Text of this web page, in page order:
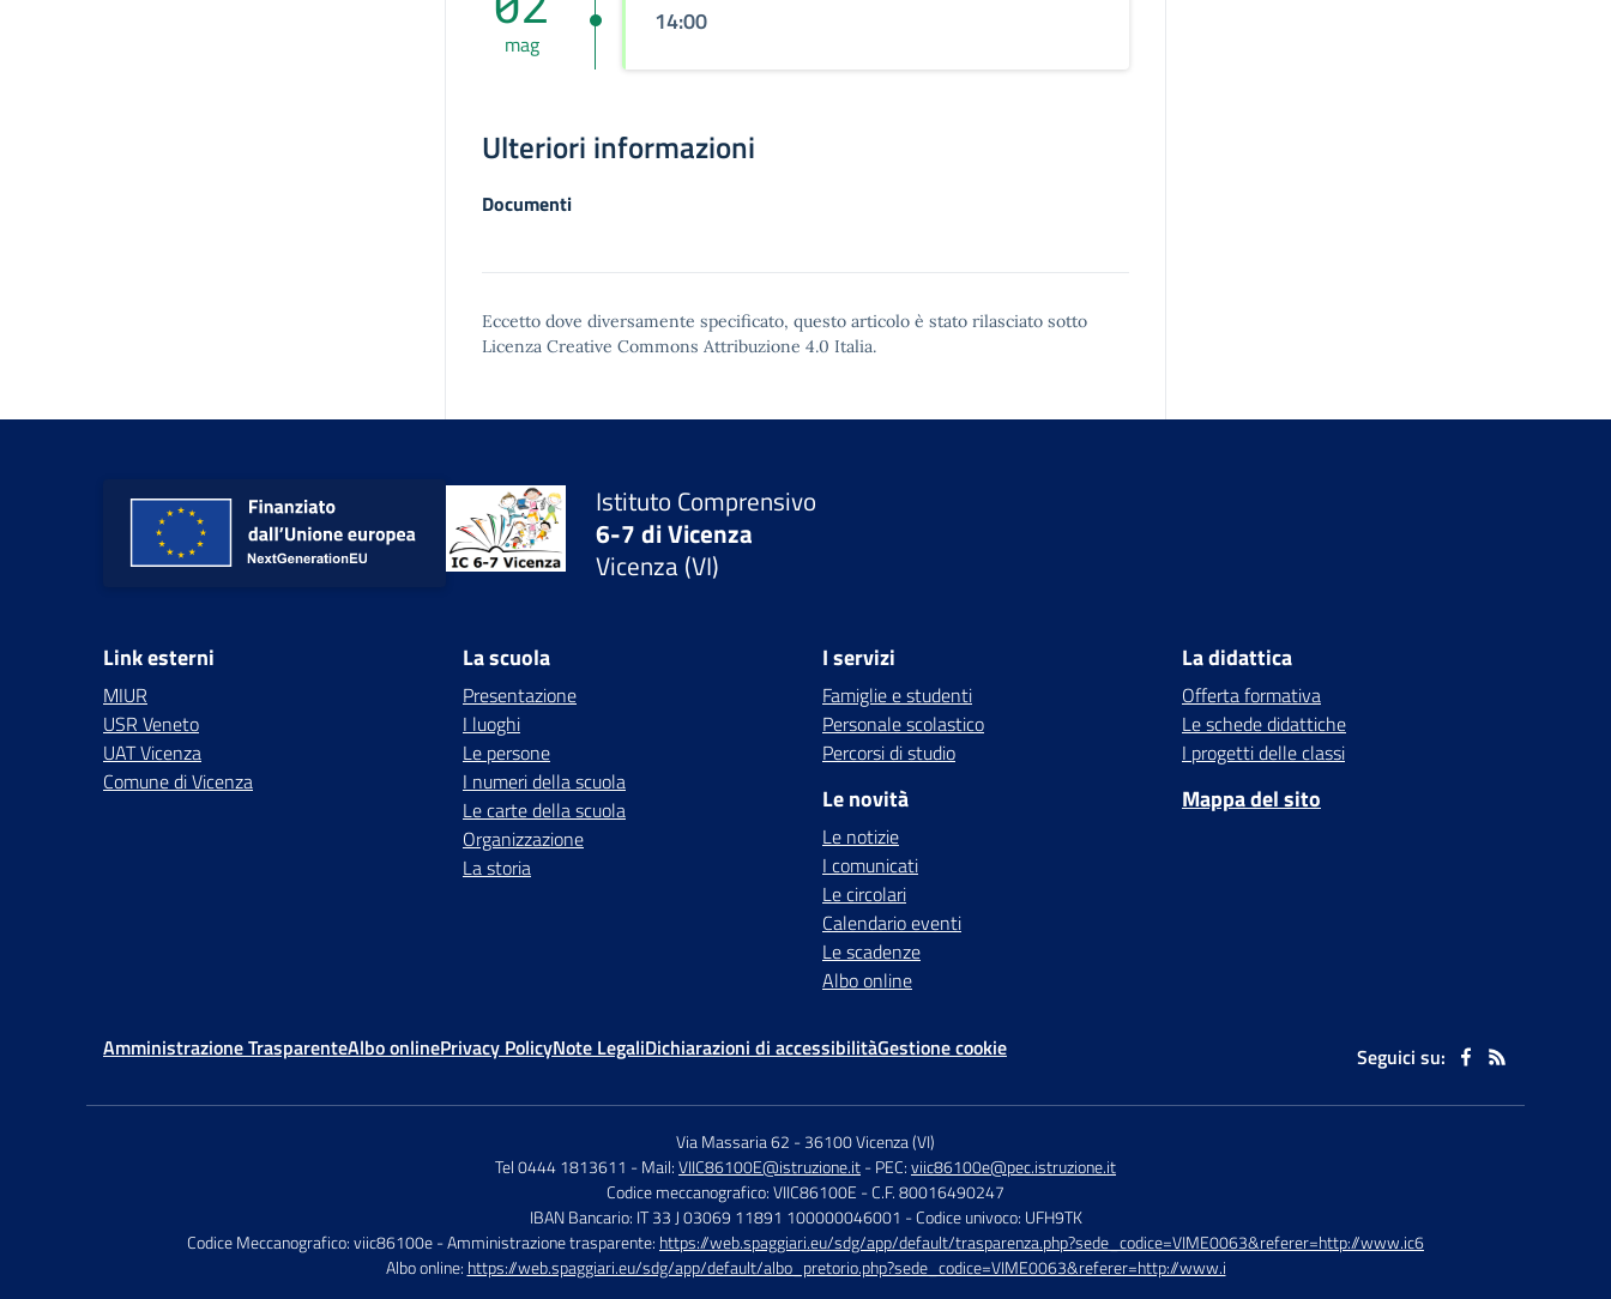
mag
14:00
Ulteriori informazioni
Documenti
Eccetto dove diversamente specificato, questo articolo è stato rilasciato sotto
Licenza Creative Commons Attribuzione 4.0 Italia.
Istituto Comprensivo
6-7 di Vicenza
Vicenza (VI)
Link esterni
MIUR
USR Veneto
UAT Vicenza
Comune di Vicenza
La scuola
Presentazione
I luoghi
Le persone
I numeri della scuola
Le carte della scuola
Organizzazione
La storia
I servizi
Famiglie e studenti
Personale scolastico
Percorsi di studio
Le novità
Le notizie
I comunicati
Le circolari
Calendario eventi
Le scadenze
Albo online
La didattica
Offerta formativa
Le schede didattiche
I progetti delle classi
Mappa del sito
Amministrazione TrasparenteAlbo onlinePrivacy PolicyNote LegaliDichiarazioni di accessibilitàGestione cookie Seguici su:
Via Massaria 62 -36100 Vicenza (VI)
Tel 0444 1813611 - Mail:VIIC86100E@istruzione.it- PEC:viic86100e@pec.istruzione.it
Codice meccanografico: VIIC86100E - C.F. 80016490247
IBAN Bancario: IT 33 J 03069 11891 100000046001 - Codice univoco: UFH9TK
Codice Meccanografico: viic86100e- Amministrazione trasparente: https://web.spaggiari.eu/sdg/app/default/trasparenza.php?sede_codice=VIME0063&referer=http://www.ic6
Albo online: https://web.spaggiari.eu/sdg/app/default/albo_pretorio.php?sede_codice=VIME0063&referer=http://www.i